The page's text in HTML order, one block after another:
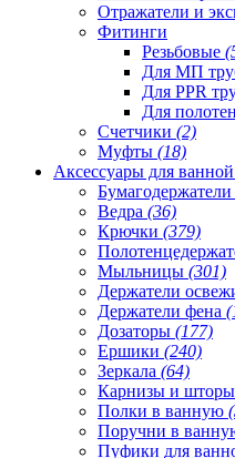
Отражатели и
Фитинги
Резьбовые
Для МП
Для PPR
Для
Счетчики (2)
Муфты (18)
Аксессуары для
Бумагодержатели
Ведра (36)
Крючки (379)
Мыльницы (301)
Держатели
Держатели фена
Дозаторы (177)
Ершики (240)
Зеркала (64)
Карнизы и шторы
Полки в ванную
Поручни в
Пуфики для